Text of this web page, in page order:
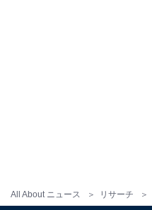
All About ニュース リサーチ